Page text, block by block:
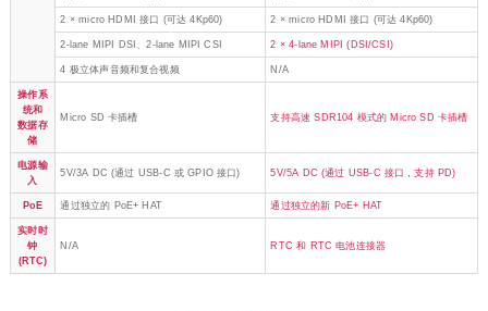
2 × micro HDMI 接口 (可达 4Kp60) 2 × micro HDMI 接口 (可达 4Kp60)
2-lane MIPI DSI、2-lane MIPI CSI 2 × 4-lane MIPI (DSI/CSI)
4 极立体声音频和复合视频 N/A
操作系
统和
数据存
储
Micro SD 卡插槽 支持高速 SDR104 模式的 Micro SD 卡插槽
电源输
入
5V/3A DC (通过 USB-C 或 GPIO 接口) 5V/5A DC (通过 USB-C 接口，支持 PD)
PoE 通过独立的 PoE+ HAT 通过独立的新 PoE+ HAT
实时时
钟
(RTC)
N/A RTC 和 RTC 电池连接器